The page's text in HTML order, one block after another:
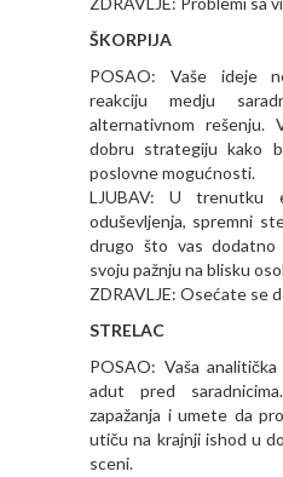
ŠKORPIJA
POSAO: Vaše ideje
reakciju medju
alternativnom rešenju.
dobru strategiju kako
poslovne mogućnosti.
LJUBAV: U trenutku
oduševljenja, spremni
drugo što vas dodatno
svoju pažnju na blisku
ZDRAVLJE: Osećate se
STRELAC
POSAO: Vaša
adut pred
zapažanja i umete da
utiču na krajnji ishod u
sceni.